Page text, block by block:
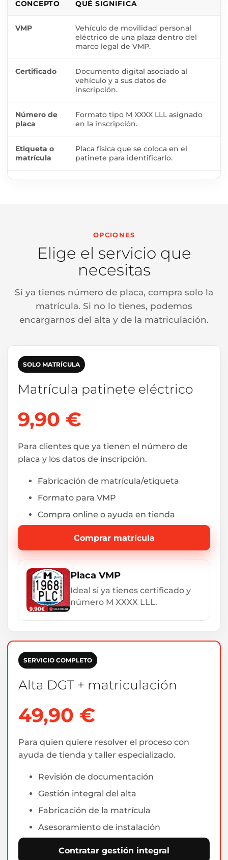
CONCEPTO QUÉ SIGNIFICA
VMP
Vehículo de movilidad personal
eléctrico de una plaza dentro del
marco legal de VMP.
Certificado
Documento digital asociado al
vehículo y a sus datos de
inscripción.
Número de
placa
Formato tipo M XXXX LLL asignado
en la inscripción.
Etiqueta o
matrícula
Placa física que se coloca en el
patinete para identificarlo.
OPCIONES
Elige el servicio que
necesitas
Si ya tienes número de placa, compra solo la
matrícula. Si no lo tienes, podemos
encargarnos del alta y de la matriculación.
SOLO MATRÍCULA
Matrícula patinete eléctrico
9,90 €
Para clientes que ya tienen el número de
placa y los datos de inscripción.
Fabricación de matrícula/etiqueta
Formato para VMP
Compra online o ayuda en tienda
Comprar matrícula
Placa VMP
Ideal si ya tienes certificado y
número M XXXX LLL.
SERVICIO COMPLETO
Alta DGT + matriculación
49,90 €
Para quien quiere resolver el proceso con
ayuda de tienda y taller especializado.
Revisión de documentación
Gestión integral del alta
Fabricación de la matrícula
Asesoramiento de instalación
Contratar gestión integral